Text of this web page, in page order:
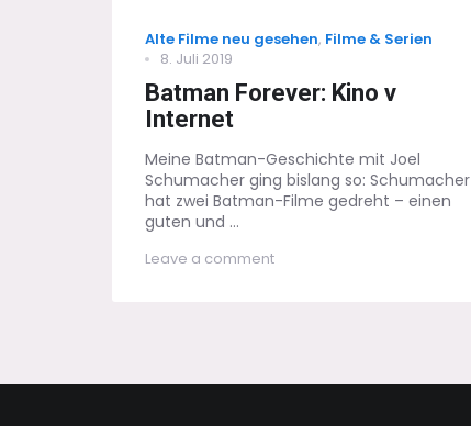
Categories
Alte Filme neu gesehen, Filme & Serien
Posted
8. Juli 2019
Batman Forever: Kino v
Internet
Meine Batman-Geschichte mit Joel
Schumacher ging bislang so: Schumacher
hat zwei Batman-Filme gedreht – einen
guten und ...
Leave a commenton